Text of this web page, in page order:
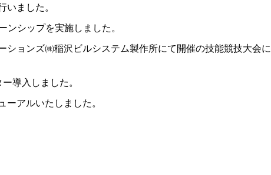
ました。
シップを実施しました。
ションズ㈱稲沢ビルシステム製作所にて開催の技能競技大会に
導入しました。
アルいたしました。